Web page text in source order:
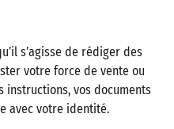
s’agisse de rédiger des
votre force de vente ou
instructions, vos documents
avec votre identité.